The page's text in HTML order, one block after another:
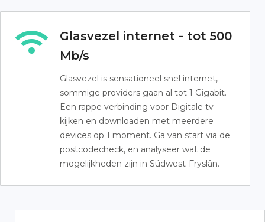
Glasvezel internet - tot 500
Mb/s
Glasvezel is sensationeel snel internet,
sommige providers gaan al tot 1 Gigabit.
Een rappe verbinding voor Digitale tv
kijken en downloaden met meerdere
devices op 1 moment. Ga van start via de
postcodecheck, en analyseer wat de
mogelijkheden zijn in Súdwest-Fryslân.